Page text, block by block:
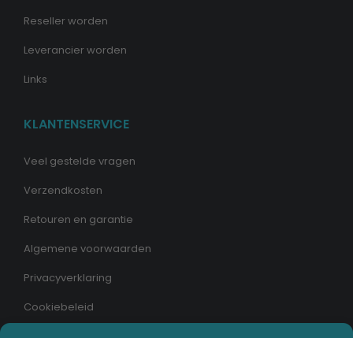
Reseller worden
Leverancier worden
Links
KLANTENSERVICE
Veel gestelde vragen
Verzendkosten
Retouren en garantie
Algemene voorwaarden
Privacyverklaring
Cookiebeleid